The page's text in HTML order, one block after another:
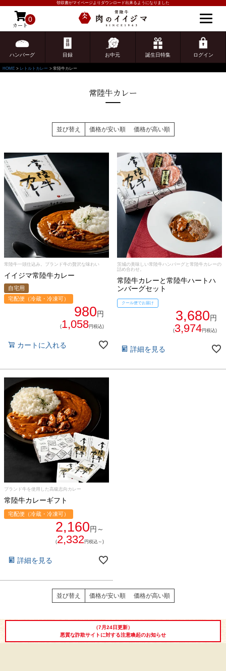
領収書がマイページよりダウンロード出来るようになりました
カート
0
ハンバーグ 目録 お中元 誕生日特集 ログイン
ゲスト 様こんにちは
ログイン
ご注文ガイド
配送・送料
熨斗・カード
イイジマとは
ショップ一覧
マイページ
ゴルフコンペ
法人の方へ
よくある質問
焼き方レシピ
レビュー一覧
牛肉部位一覧
食べ方からから探す
すき焼き
焼き肉
ハンバーグ
みそ漬け
レトルトカレー
シャルキュトリー
コーンスープ
手造りタレ
ギフトカテゴリー一覧
HOME レトルトカレー 常陸牛カレー
常陸牛カレー
並び替え 価格が安い順 価格が高い順
常陸牛一頭仕込み。ブランド牛の贅沢な味わい
イイジマ常陸牛カレー
自宅用
宅配便（冷蔵・冷凍可）
980円
(1,058円税込)
カートに入れる
茨城の美味しい常陸牛ハンバーグと常陸牛カレーの
詰め合わせ。
常陸牛カレーと常陸牛ハートハ
ンバーグセット
クール便でお届け
3,680円
(3,974円税込)
詳細を見る
ブランド牛を使用した高級志向カレー
常陸牛カレーギフト
宅配便（冷蔵・冷凍可）
2,160円～
(2,332円税込～)
詳細を見る
並び替え 価格が安い順 価格が高い順
（7月24日更新）
悪質な詐欺サイトに対する注意喚起のお知らせ